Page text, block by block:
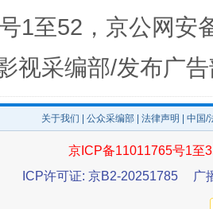
1至52，京公网安
视采编部/发布广
关于我们 公众采编部 法律声明 | 中国
京ICP备11011765号1至
ICP许可证: 京B2-20251785
广